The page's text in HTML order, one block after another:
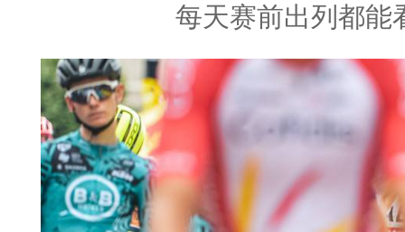
每天赛前出列都能